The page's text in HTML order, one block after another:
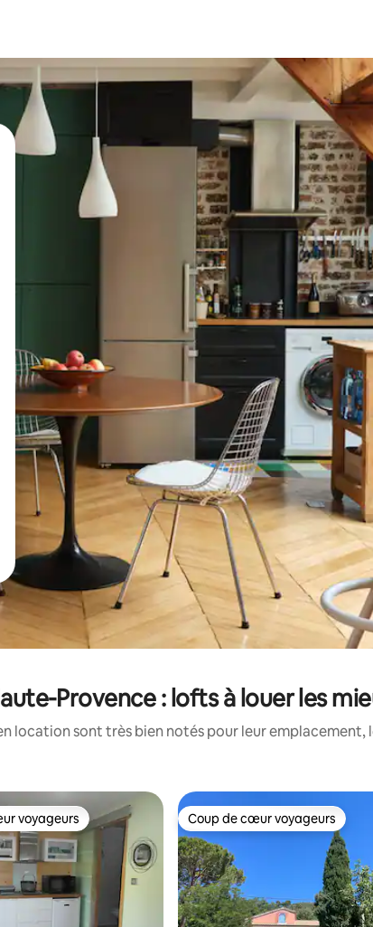
haut et vers le bas pour les parcourir ou en appuyant et en
Provence : lofts à louer les
location sont très bien notés pour leur
voyageurs les plus appréciés
voyageurs Coup de cœur voyageurs
Coup de cœur voyageurs